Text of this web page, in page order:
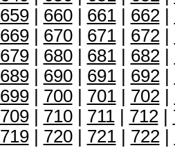
659| 660| 661| 662|
669| 670| 671| 672|
679| 680| 681| 682|
689| 690| 691| 692|
699| 700| 701| 702|
709| 710| 711| 712|
719| 720| 721| 722|